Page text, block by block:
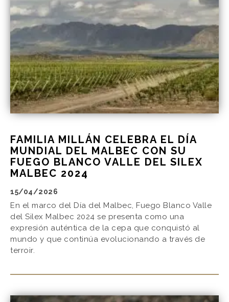
FAMILIA MILLÁN CELEBRA EL DÍA
MUNDIAL DEL MALBEC CON SU
FUEGO BLANCO VALLE DEL SILEX
MALBEC 2024
15/04/2026
En el marco del Día del Malbec, Fuego Blanco Valle
del Silex Malbec 2024 se presenta como una
expresión auténtica de la cepa que conquistó al
mundo y que continúa evolucionando a través de
terroir.